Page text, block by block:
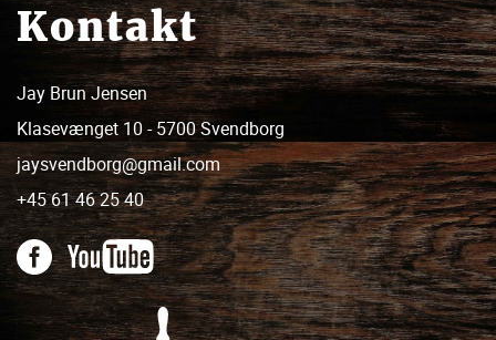
Kontakt
Jay Brun Jensen
Klasevænget 10 - 5700 Svendborg
jaysvendborg@gmail.com
+45 61 46 25 40